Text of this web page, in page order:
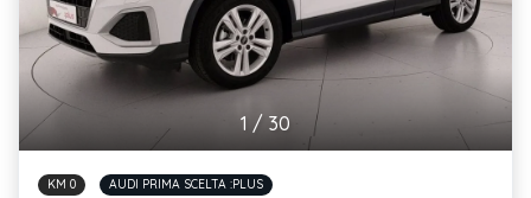
1 / 30
KM 0 AUDI PRIMA SCELTA :PLUS